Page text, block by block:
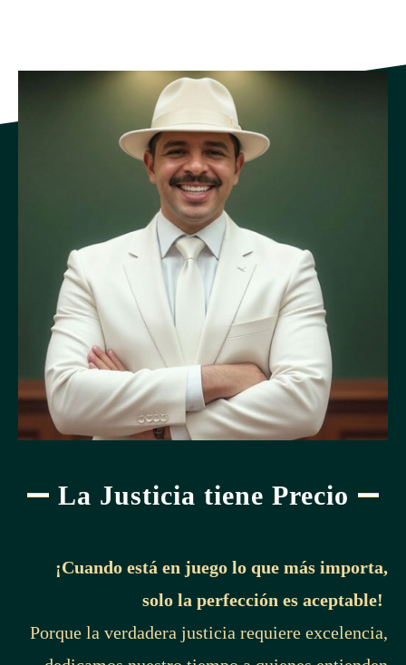
La Justicia tiene Precio
¡Cuando está en juego lo que más importa,
solo la perfección es aceptable!
Porque la verdadera justicia requiere excelencia,